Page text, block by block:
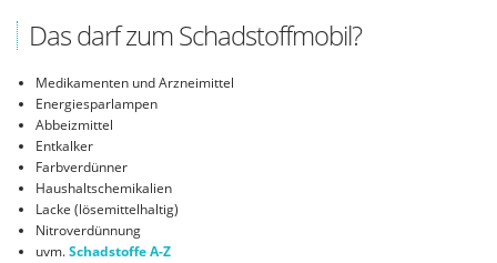
Das darf zum Schadstoffmobil?
Medikamenten und Arzneimittel
Energiesparlampen
Abbeizmittel
Entkalker
Farbverdünner
Haushaltschemikalien
Lacke (lösemittelhaltig)
Nitroverdünnung
uvm.Schadstoffe A-Z